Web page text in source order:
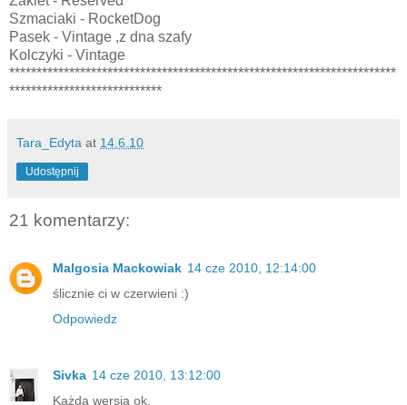
Szmaciaki - RocketDog
Pasek - Vintage ,z dna szafy
Kolczyki - Vintage
***********************************************************************
****************************
Tara_Edyta at 14.6.10
Udostępnij
21 komentarzy:
Malgosia Mackowiak 14 cze 2010, 12:14:00
ślicznie ci w czerwieni :)
Odpowiedz
Sivka 14 cze 2010, 13:12:00
Każda wersja ok.